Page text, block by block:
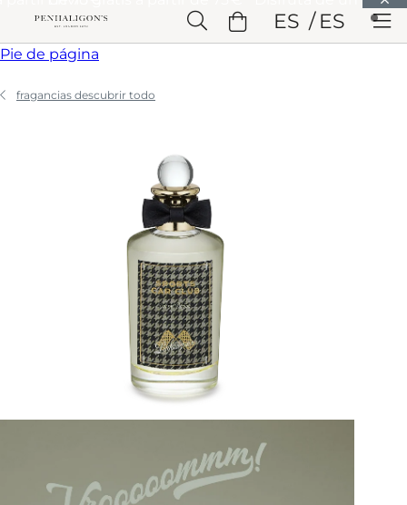
Saltar a Cabecera Saltar a Contenido principalSaltar a
Pie de página
ES ES
fragancias descubrir todo